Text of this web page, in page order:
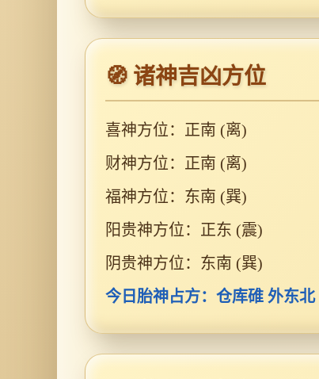
🧭 诸神吉凶方位
喜神方位：正南 (离)
财神方位：正南 (离)
福神方位：东南 (巽)
阳贵神方位：正东 (震)
阴贵神方位：东南 (巽)
今日胎神占方：仓库碓 外东北